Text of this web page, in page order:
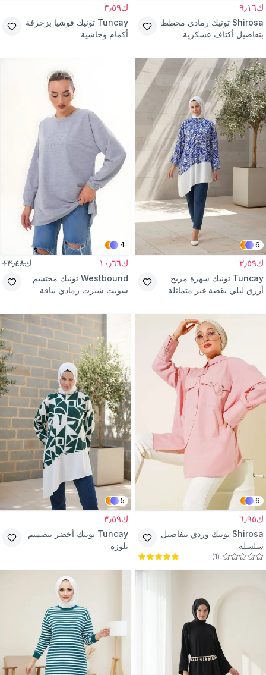
ك٩٫١٦
Shirosa تونيك رمادي مخطط
بتفاصيل أكتاف عسكرية
ك٣٫٥٩
Tuncay تونيك فوشيا بزخرفة
أكمام وحاشية
6
ك٣٫٥٩
Tuncay تونيك سهرة مريح
أزرق ليلي بقصة غير متماثلة
4
ك١٠٫٦٦ ك١٣٫٤٨
Westbound تونيك محتشم
سويت شيرت رمادي بياقة
6
ك٦٫٩٥
Shirosa تونيك وردي بتفاصيل
سلسلة
(
1
)
5
ك٣٫٥٩
Tuncay تونيك أخضر بتصميم
بلوزة